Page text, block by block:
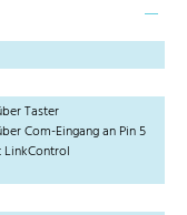
Taster
Com-Eingang an Pin 5
LinkControl